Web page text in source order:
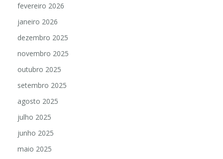
fevereiro 2026
janeiro 2026
dezembro 2025
novembro 2025
outubro 2025
setembro 2025
agosto 2025
julho 2025
junho 2025
maio 2025